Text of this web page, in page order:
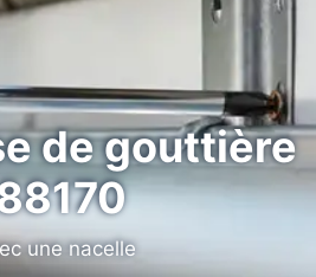
de gouttière
une nacelle